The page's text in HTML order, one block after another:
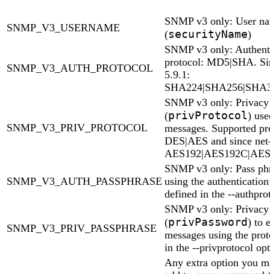
SNMP_V3_USERNAME
SNMP v3 only: User
(securityName)
SNMP_V3_AUTH_PROTOCOL
SNMP v3 only:
protocol: MD5|SHA.
5.9.1:
SNMP_V3_PRIV_PROTOCOL
SNMP v3 only:
(privProtocol)
messages. Supported
DES|AES and since
SNMP_V3_AUTH_PASSPHRASE
SNMP v3 only: Pass
using the
defined in the --
SNMP_V3_PRIV_PASSPHRASE
SNMP v3 only: Privacy
(privPassword) to
messages using the
in the --privprotocol
Any extra option you